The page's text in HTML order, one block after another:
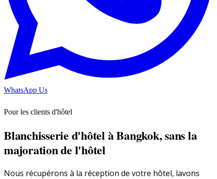
WhatsApp Us
Pour les clients d'hôtel
Blanchisserie d'hôtel à Bangkok, sans la
majoration de l'hôtel
Nous récupérons à la réception de votre hôtel, lavons